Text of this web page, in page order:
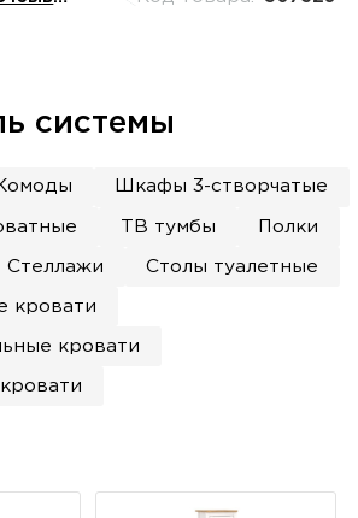
системы
Шкафы 3-створчатые
ТВ тумбы Полки
Стеллажи Столы туалетные
кровати
кровати